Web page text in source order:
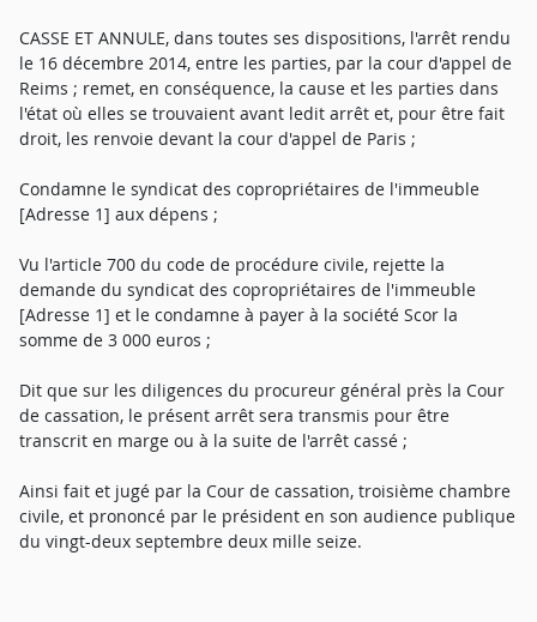
CASSE ET ANNULE, dans toutes ses dispositions, l'arrêt rendu
le 16 décembre 2014, entre les parties, par la cour d'appel de
Reims ; remet, en conséquence, la cause et les parties dans
l'état où elles se trouvaient avant ledit arrêt et, pour être fait
droit, les renvoie devant la cour d'appel de Paris ;
Condamne le syndicat des copropriétaires de l'immeuble
[Adresse 1] aux dépens ;
Vu l'article 700 du code de procédure civile, rejette la
demande du syndicat des copropriétaires de l'immeuble
[Adresse 1] et le condamne à payer à la société Scor la
somme de 3 000 euros ;
Dit que sur les diligences du procureur général près la Cour
de cassation, le présent arrêt sera transmis pour être
transcrit en marge ou à la suite de l'arrêt cassé ;
Ainsi fait et jugé par la Cour de cassation, troisième chambre
civile, et prononcé par le président en son audience publique
du vingt-deux septembre deux mille seize.